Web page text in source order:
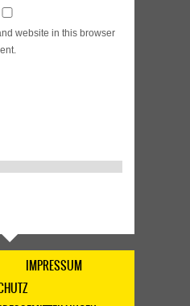
website in this browser
IMPRESSUM